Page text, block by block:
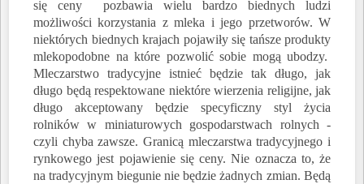
się ceny pozbawia wielu bardzo biednych ludzi
możliwości korzystania z mleka i jego przetworów. W
niektórych biednych krajach pojawiły się tańsze produkty
mlekopodobne na które pozwolić sobie mogą ubodzy.
Mleczarstwo tradycyjne istnieć będzie tak długo, jak
długo będą respektowane niektóre wierzenia religijne, jak
długo akceptowany będzie specyficzny styl życia
rolników w miniaturowych gospodarstwach rolnych -
czyli chyba zawsze. Granicą mleczarstwa tradycyjnego i
rynkowego jest pojawienie się ceny. Nie oznacza to, że
na tradycyjnym biegunie nie będzie żadnych zmian. Będą